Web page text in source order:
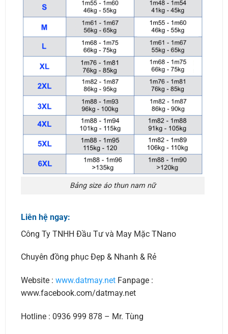
Bảng size áo thun nam nữ
Liên hệ ngay:
Công Ty TNHH Đầu Tư và May Mặc TNano
Chuyên đồng phục Đẹp & Nhanh & Rẻ
Website : www.datmay.netFanpage :
www.facebook.com/datmay.net
Hotline : 0936 999 878 – Mr. Tùng